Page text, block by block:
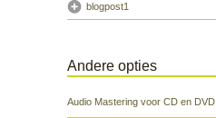
blogpost1
Andere opties
Audio Mastering voor CD en DVD